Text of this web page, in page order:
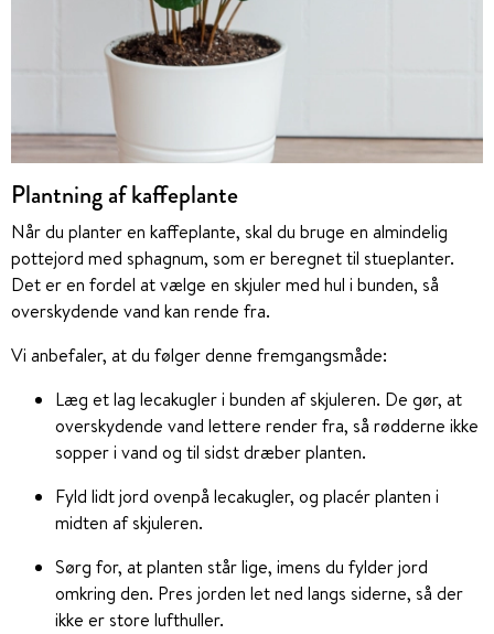
Plantning af kaffeplante
Når du planter en kaffeplante, skal du bruge en almindelig
pottejord med sphagnum, som er beregnet til stueplanter.
Det er en fordel at vælge en skjuler med hul i bunden, så
overskydende vand kan rende fra.
Vi anbefaler, at du følger denne fremgangsmåde:
Læg et lag lecakugler i bunden af skjuleren. De gør, at
overskydende vand lettere render fra, så rødderne ikke
sopper i vand og til sidst dræber planten.
Fyld lidt jord ovenpå lecakugler, og placér planten i
midten af skjuleren.
Sørg for, at planten står lige, imens du fylder jord
omkring den. Pres jorden let ned langs siderne, så der
ikke er store lufthuller.